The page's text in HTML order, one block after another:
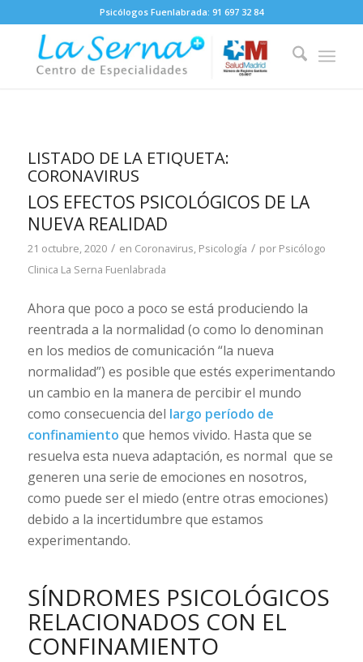
Psicólogos Fuenlabrada: 91 697 32 84
LISTADO DE LA ETIQUETA:
CORONAVIRUS
LOS EFECTOS PSICOLÓGICOS DE LA
NUEVA REALIDAD
21 octubre, 2020 / en Coronavirus, Psicología / por Psicólogo
Clinica La Serna Fuenlabrada
Ahora que poco a poco se está produciendo la
reentrada a la normalidad (o como lo denominan
en los medios de comunicación “la nueva
normalidad”) es posible que estés experimentando
un cambio en la manera de percibir el mundo
como consecuencia del largo período de
confinamiento que hemos vivido. Hasta que se
resuelva esta nueva adaptación, es normal que se
generen una serie de emociones en nosotros,
como puede ser el miedo (entre otras emociones)
debido a la incertidumbre que estamos
experimentando.
SÍNDROMES PSICOLÓGICOS
RELACIONADOS CON EL
CONFINAMIENTO